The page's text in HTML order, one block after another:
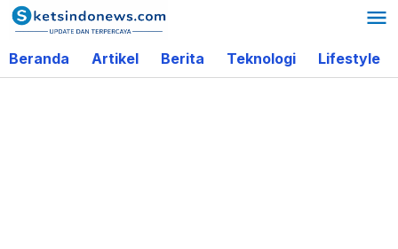
Lewati
ke
konten
Beranda Artikel Berita Teknologi Lifestyle